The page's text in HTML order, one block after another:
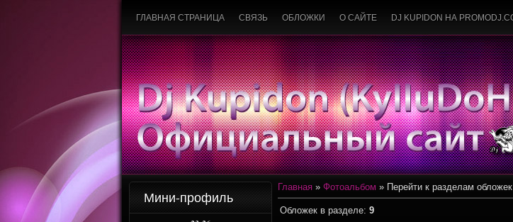
ГЛАВНАЯ СТРАНИЦА СВЯЗЬ ОБЛОЖКИ О САЙТЕ DJ KUPIDON НА
Мини-профиль
Главная » Фотоальбом » Перейти к разделам
Обложек в разделе: 9